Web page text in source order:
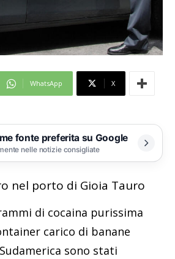
WhatsApp X
fonte preferita su Google
nelle notizie consigliate
nel porto di Gioia Tauro
di cocaina purissima
carico di banane
sono stati